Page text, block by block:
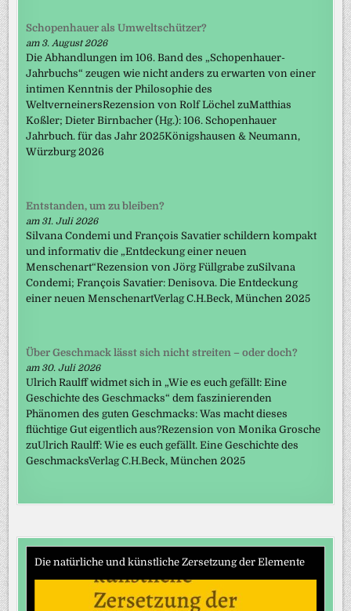
Schopenhauer als Umweltschützer?
am 3. August 2026
Die Abhandlungen im 106. Band des „Schopenhauer-
Jahrbuchs“ zeugen wie nicht anders zu erwarten von einer
intimen Kenntnis der Philosophie des
WeltverneinersRezension von Rolf Löchel zuMatthias
Koßler; Dieter Birnbacher (Hg.): 106. Schopenhauer
Jahrbuch. für das Jahr 2025Königshausen & Neumann,
Würzburg 2026
Entstanden, um zu bleiben?
am 31. Juli 2026
Silvana Condemi und François Savatier schildern kompakt
und informativ die „Entdeckung einer neuen
Menschenart“Rezension von Jörg Füllgrabe zuSilvana
Condemi; François Savatier: Denisova. Die Entdeckung
einer neuen MenschenartVerlag C.H.Beck, München 2025
Über Geschmack lässt sich nicht streiten – oder doch?
am 30. Juli 2026
Ulrich Raulff widmet sich in „Wie es euch gefällt: Eine
Geschichte des Geschmacks“ dem faszinierenden
Phänomen des guten Geschmacks: Was macht dieses
flüchtige Gut eigentlich aus?Rezension von Monika Grosche
zuUlrich Raulff: Wie es euch gefällt. Eine Geschichte des
GeschmacksVerlag C.H.Beck, München 2025
Die natürliche und künstliche Zersetzung der Elemente